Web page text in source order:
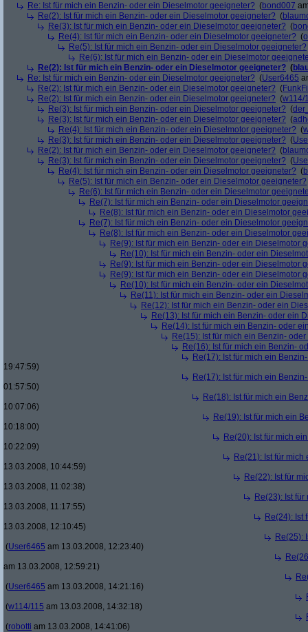
Re: Ist für mich ein Benzin- oder ein Dieselmotor geeigneter? (bond007
Re(2): Ist für mich ein Benzin- oder ein Dieselmotor geeigneter? (
Re(3): Ist für mich ein Benzin- oder ein Dieselmotor geeigneter? (
Re(4): Ist für mich ein Benzin- oder ein Dieselmotor geeigneter? (
Re(5): Ist für mich ein Benzin- oder ein Dieselmotor geeigneter?
Re(6): Ist für mich ein Benzin- oder ein Dieselmotor
Re(2): Ist für mich ein Benzin- oder ein Dieselmotor geeigneter? (
Re: Ist für mich ein Benzin- oder ein Dieselmotor geeigneter? (User6465
Re(2): Ist für mich ein Benzin- oder ein Dieselmotor geeigneter? (
Re(2): Ist für mich ein Benzin- oder ein Dieselmotor geeigneter? (w114/
Re(3): Ist für mich ein Benzin- oder ein Dieselmotor geeigneter? (
Re(3): Ist für mich ein Benzin- oder ein Dieselmotor geeigneter? (
Re(4): Ist für mich ein Benzin- oder ein Dieselmotor geeigneter? (
Re(3): Ist für mich ein Benzin- oder ein Dieselmotor geeigneter? (
Re(2): Ist für mich ein Benzin- oder ein Dieselmotor geeigneter? (
Re(3): Ist für mich ein Benzin- oder ein Dieselmotor geeigneter? (
Re(4): Ist für mich ein Benzin- oder ein Dieselmotor geeigneter? (
Re(5): Ist für mich ein Benzin- oder ein Dieselmotor geeigneter?
Re(6): Ist für mich ein Benzin- oder ein Dieselmotor
Re(7): Ist für mich ein Benzin- oder ein Dieselmotor
Re(8): Ist für mich ein Benzin- oder ein Dieselmotor
Re(7): Ist für mich ein Benzin- oder ein Dieselmotor
Re(8): Ist für mich ein Benzin- oder ein Dieselmotor
Re(9): Ist für mich ein Benzin- oder ein Dieselmotor
Re(10): Ist für mich ein Benzin- oder ein
Re(9): Ist für mich ein Benzin- oder ein Dieselmotor
Re(9): Ist für mich ein Benzin- oder ein Dieselmotor
Re(10): Ist für mich ein Benzin- oder ein
Re(11): Ist für mich ein Benzin- oder ein
Re(12): Ist für mich ein Benzin- oder ein
Re(13): Ist für mich ein Benzin- oder ein
Re(14): Ist für mich ein Benzin- oder
Re(15): Ist für mich ein Benzin-
Re(16): Ist für mich ein Benzin-
Re(17): Ist für mich ein
19:47:59)
Re(17): Ist für mich ein
01:57:50)
Re(18): Ist für mich ein
10:07:06)
Re(19): Ist für mich ein
10:18:00)
Re(20): Ist für mich
10:22:09)
Re(21): Ist für
13.03.2008, 10:44:59)
Re(22): Ist für
13.03.2008, 11:02:38)
Re(23): Ist
13.03.2008, 11:17:55)
Re(24): Ist
13.03.2008, 12:10:45)
Re(25):
(User6465 am 13.03.2008, 12:23:40)
am 13.03.2008, 12:59:21)
(User6465 am 13.03.2008, 14:21:16)
(w114/115 am 13.03.2008, 14:32:18)
(robotti am 13.03.2008, 14:41:06)